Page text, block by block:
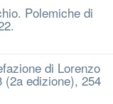
Polemiche di
di Lorenzo
(2a edizione), 254